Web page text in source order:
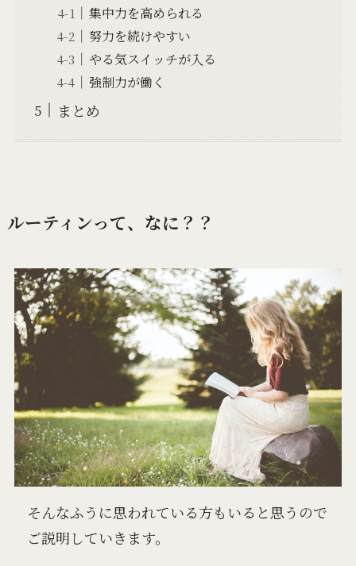
集中力を高められる
努力を続けやすい
やる気スイッチが入る
強制力が働く
まとめ
ルーティンって、なに？？
そんなふうに思われている方もいると思うので
ご説明していきます。